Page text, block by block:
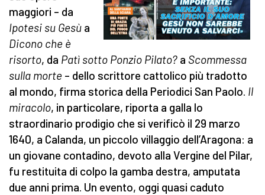
maggiori – da
Ipotesi su Gesù a
Dicono che è
risorto, da Patì sotto Ponzio Pilato? a Scommessa
sulla morte – dello scrittore cattolico più tradotto
al mondo, firma storica della Periodici San Paolo. Il
miracolo, in particolare, riporta a galla lo
straordinario prodigio che si verificò il 29 marzo
1640, a Calanda, un piccolo villaggio dell’Aragona: a
un giovane contadino, devoto alla Vergine del Pilar,
fu restituita di colpo la gamba destra, amputata
due anni prima. Un evento, oggi quasi caduto